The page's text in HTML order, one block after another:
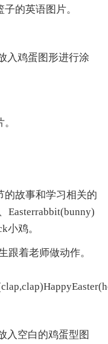
的英语图片。
入鸡蛋图形进行涂
的故事和学习相关的
Easterrabbit(bunny)
小鸡。
跟着老师做动作。
入空白的鸡蛋型图